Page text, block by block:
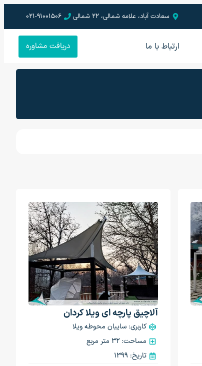
سعادت آباد، علامه شمالی، 22 شمالی 021-91001506
ارتباط با ما دریافت مشاوره
آلاچیق پارچه ای ویلا کردان
کاربری: سایبان محوطه ویلا
مساحت: 32 متر مربع
تاریخ: 1399